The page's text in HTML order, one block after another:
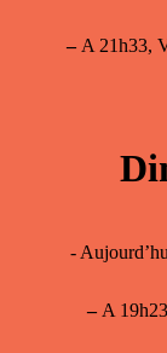
–A 21h33,
-
–A